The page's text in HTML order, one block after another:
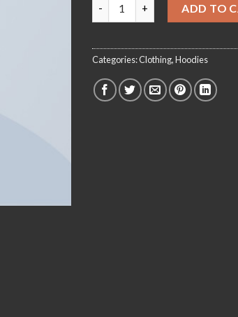
ADD TO
Categories:Clothing,Hoodies